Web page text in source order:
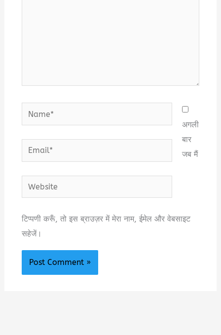
Name*
Email*
Website
अगली
बार
जब मैं
टिप्पणी करूँ, तो इस ब्राउज़र में मेरा नाम, ईमेल और वेबसाइट
सहेजें।